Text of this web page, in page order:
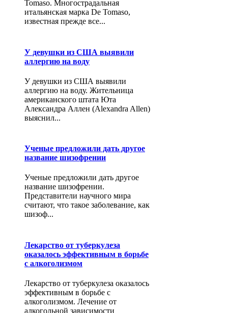
Tomaso. Многострадальная
итальянская марка De Tomaso,
известная прежде все...
У девушки из США выявили
аллергию на воду
У девушки из США выявили
аллергию на воду. Жительница
американского штата Юта
Александра Аллен (Alexandra Allen)
выяснил...
Ученые предложили дать другое
название шизофрении
Ученые предложили дать другое
название шизофрении.
Представители научного мира
считают, что такое заболевание, как
шизоф...
Лекарство от туберкулеза
оказалось эффективным в борьбе
с алкоголизмом
Лекарство от туберкулеза оказалось
эффективным в борьбе с
алкоголизмом. Лечение от
алкогольной зависимости